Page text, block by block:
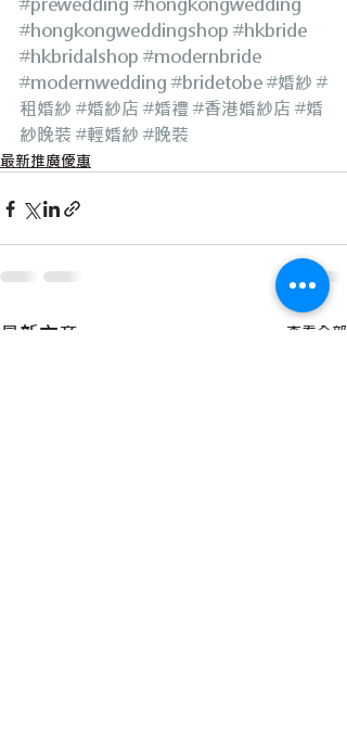
#hongkongweddingshop #hkbride
#hkbridalshop #modernbride
#modernwedding #bridetobe#婚紗 #
租婚紗 #婚紗店 #婚禮 #香港婚紗店 #婚
紗晚裝 #輕婚紗 #晚裝
最新推廣優惠
最新文章 查看全部